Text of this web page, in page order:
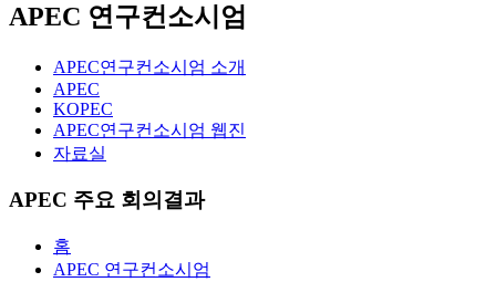
APEC 연구컨소시엄
APEC연구컨소시엄 소개
APEC
KOPEC
APEC연구컨소시엄 웹진
자료실
APEC 주요 회의결과
홈
APEC 연구컨소시엄